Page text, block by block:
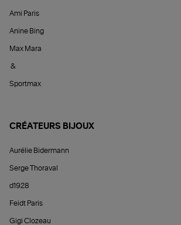
Ami Paris
Anine Bing
Max Mara
&
Sportmax
CRÉATEURS BIJOUX
Aurélie Bidermann
Serge Thoraval
d1928
Feidt Paris
Gigi Clozeau